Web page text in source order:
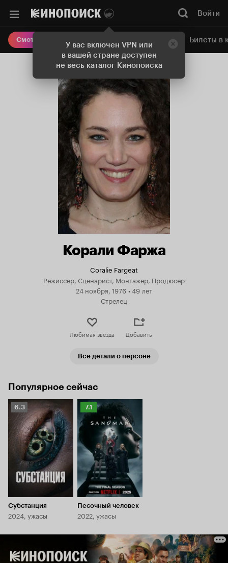
У вас включен VPN или
в вашей стране доступен
не весь каталог Кинопоиска
Войти
Смотреть кино Онлайн-кинотеатр Билеты в
Корали Фаржа
Coralie Fargeat
Режиссер, Сценарист, Монтажер, Продюсер
24 ноября, 1976 •49 лет
Стрелец
Любимая звезда Добавить
Все детали о персоне
Популярное сейчас
Рейтинг
Кинопоиска
6.3
6.3
Субстанция
2024, ужасы
Рейтинг
Кинопоиска
7.1
7.1
Песочный человек
2022, ужасы